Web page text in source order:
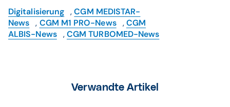
Digitalisierung ,CGM MEDISTAR-
News , CGM M1 PRO-News ,CGM
ALBIS-News ,CGM TURBOMED-News
Verwandte Artikel